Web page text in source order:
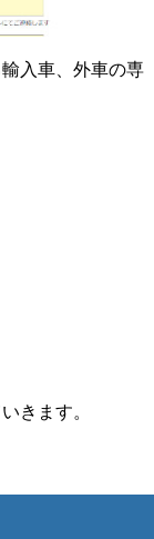
入車、外車の専
きます。